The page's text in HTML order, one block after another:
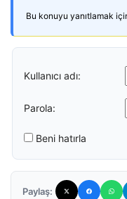
Bu konuyu yanıtlamak
Kullanıcı adı:
Parola:
Beni hatırla
Paylaş: